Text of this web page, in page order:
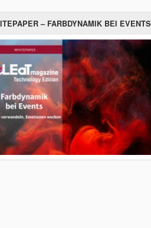
– FARBDYNAMIK BEI EVENTS